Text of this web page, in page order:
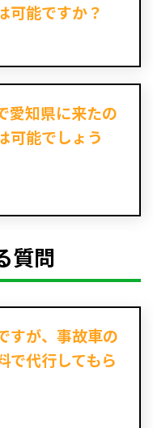
可能ですか？
愛知県に来たの
可能でしょう
質問
すが、事故車の
で代行してもら